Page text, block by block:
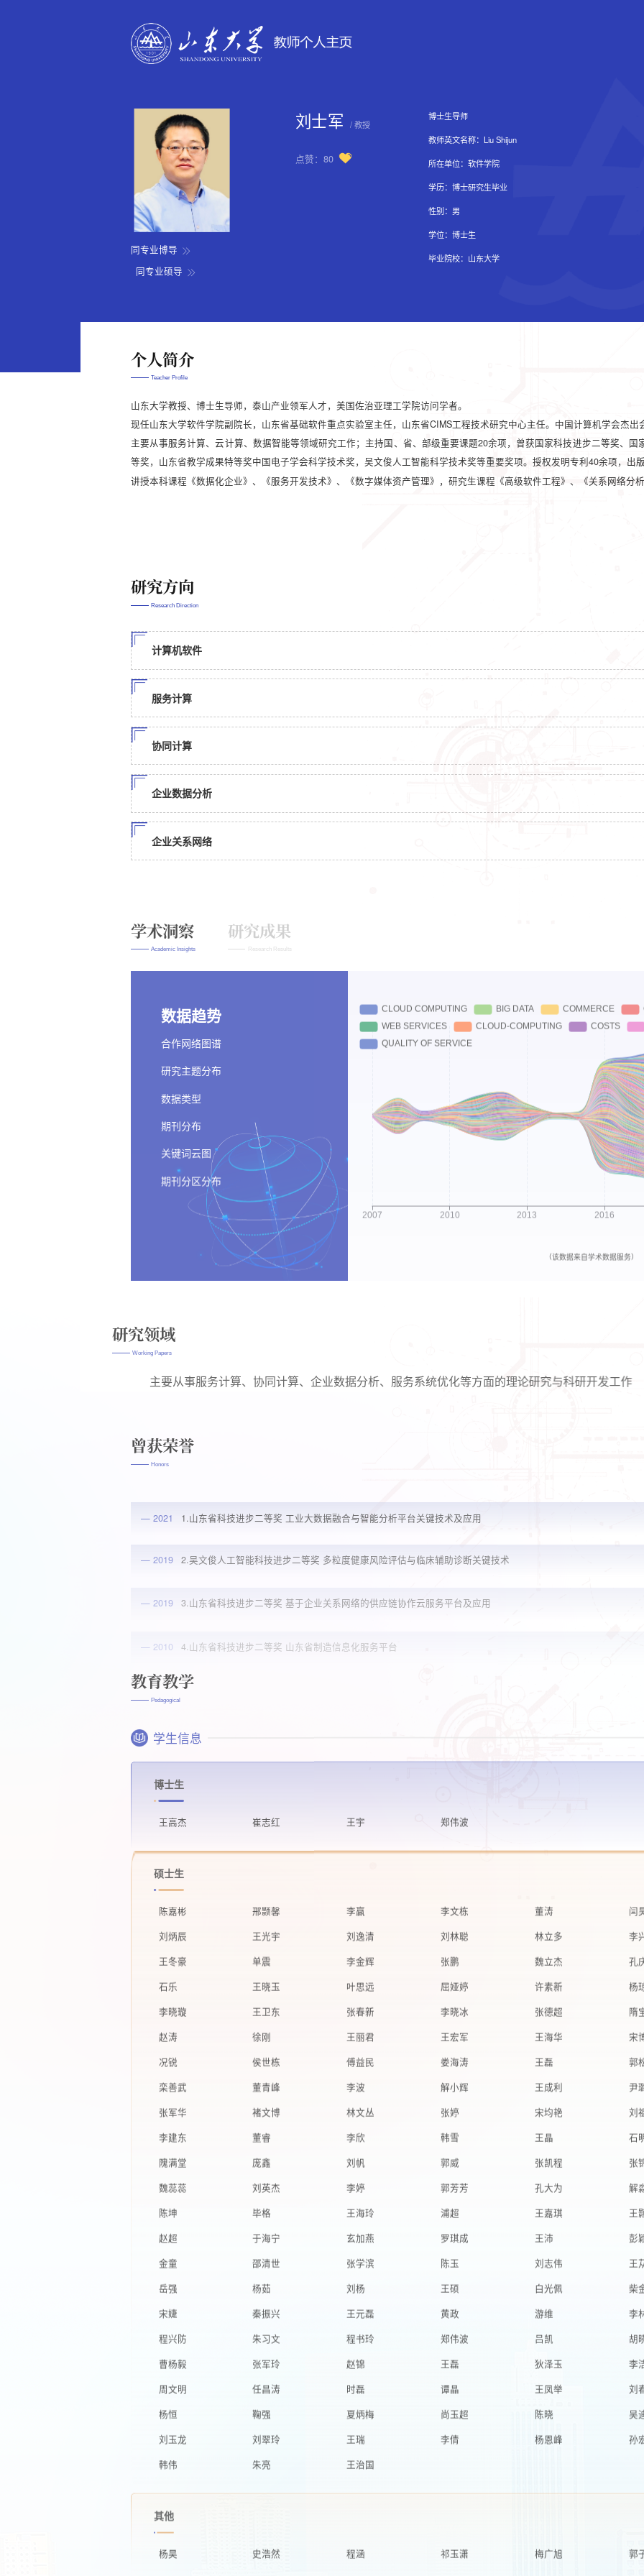
同专业博导
同专业硕导
刘士军 / 教授
点赞： 80
博士生导师
教师英文名称：Liu Shijun
所在单位：软件学院
学历：博士研究生毕业
性别：男
学位：博士生
毕业院校：山东大学
个人简介
Teacher Profile
山东大学教授、博士生导师， 泰山产业领军人才， 美国佐治亚理工学院访问学者。
现任山东大学软件学院副院长，山东省基础软件重点实验室主任，山东省CIMS工程技术研究中心主任。 中国计算机学会杰出
主要从事服务计算、云计算、数据智能等领域研究工作；主持国、省、部级重要课题20余项，曾获国家科技进步二等奖、
国
等奖 ，山东省教学成果特等奖中国电子学会科学技术奖，吴文俊人工智能科学技术奖等重要奖项。授权发明专利 40余项，出
讲授本科课程《数据化企业》、《服务开发技术》、《数字媒体资产管理》
，研究生课程《高级软件工程》、 《关系网络分
研究方向
Research Direction
计算机软件
服务计算
协同计算
企业数据分析
企业关系网络
Academic Insights Research Results
合作网络图谱
研究主题分布
数据类型
期刊分布
关键词云图
期刊分区分布
LNCS:651-659,2018.
刘明宇.Collaborative Storage for Tiered Cloud and Edge: A Perspective of Optimizing Cost and LatencyIEEE Transactions on Mobile Computing:1-
屈娅婷.Predict industry merger waves utilizing supply network informationJournal of Ambient Intelligence and Humanized Computing,2024.
刘明宇.Collaborative Storage for Tiered Cloud and Edge: A Perspective of Optimizing Cost and LatencyIEEE Transactions on Mobile
研究领域
Working Papers
主要从事服务计算、协同计算、企业数据分析、服务系统优化等方面的理论研究与科研开发工作
Honors
— 2019 2.吴文俊人工智能科技进步二等奖 多粒度健康风险评估与临床辅助诊断关键技术
— 2019 3.山东省科技进步二等奖 基于企业关系网络的供应链协作云服务平台及应用
Pedagogical
博士生
王高杰
硕士生
陈嘉彬
刘炳辰
王光宇 刘逸清 刘林聪 林立多
李
王冬豪
单震 李金辉 张鹏 魏立杰
孔
石乐
王晓玉 叶思远 屈娅婷 许素新
杨
李晓璇
王卫东 张春新 李晓冰 张德超
隋
赵涛
徐刚 王丽君 王宏军 王海华
宋
况锐
侯世栋 傅益民 娄海涛 王磊
郭
栾善武
董青峰 李波 解小辉 王成利
尹
张军华
褚文博 林文丛 张婷 宋均艳
刘
李建东
董睿 李欣 韩雪 王晶
石
隗满堂
庞鑫 刘帆 郭威 张凯程
张
魏蕊蕊
刘英杰 李婷 郭芳芳 孔大为
解
陈坤
毕格 王海玲 浦超 王嘉琪
王
赵超
于海宁 玄加燕 罗琪成 王沛
彭
金童
邵清世 张学滨 陈玉 刘志伟
王
岳强
杨茹 刘杨 王硕 白光佩
柴
宋婕
秦振兴 王元磊 黄政 游维
李
程兴防
朱习文 程书玲 郑伟波 吕凯
胡
曹杨毅
张军玲 赵锦 王磊 狄泽玉
李
周文明
任昌涛 时磊 谭晶 王凤举
刘
杨恒
鞠强 夏炳梅 尚玉超 陈晓
吴
刘玉龙
刘翠玲 王瑞 李倩 杨恩峰
孙
韩伟
朱亮 王治国
其他
杨昊